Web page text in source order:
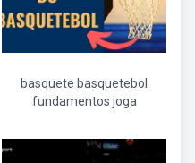
basquete basquetebol
fundamentos joga